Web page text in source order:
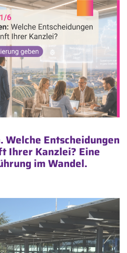
Entscheidungen
Ihrer Kanzlei? Eine
im Wandel.